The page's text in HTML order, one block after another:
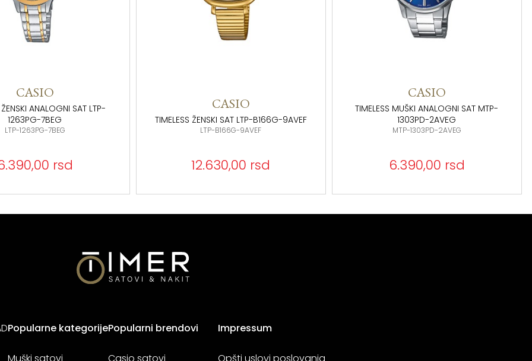
CASIO
ŽENSKI ANALOGNI SAT LTP-
1263PG-7BEG
LTP-1263PG-7BEG
rsd
CASIO
TIMELESS ŽENSKI SAT LTP-B166G-9AVEF
LTP-B166G-9AVEF
12.630,00 rsd
CASIO
TIMELESS MUŠKI ANALOGNI SAT MTP-
1303PD-2AVEG
MTP-1303PD-2AVEG
6.390,00 rsd
Popularne kategorijePopularni brendovi Impressum